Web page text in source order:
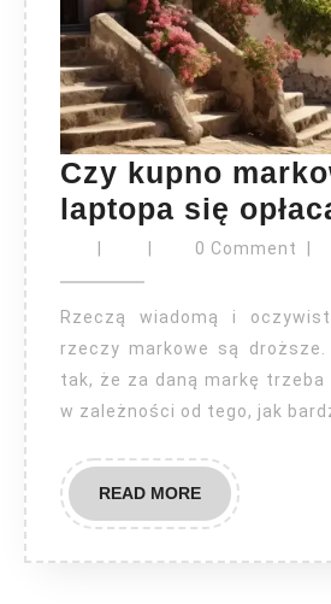
Czy kupno
laptopa się
| | 0 Comment |
Rzeczą wiadomą i oczywistą jest fakt, że
rzeczy markowe są
tak, że za daną markę trzeba
w zależności od tego, jak
READ MOREREAD
MORE